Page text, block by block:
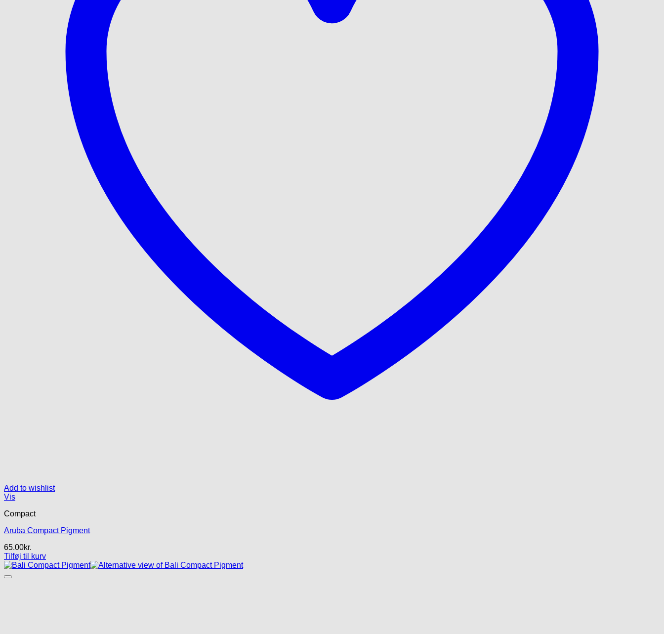
Add to wishlist
Vis
Compact
Aruba Compact Pigment
65.00kr.
Tilføj til kurv